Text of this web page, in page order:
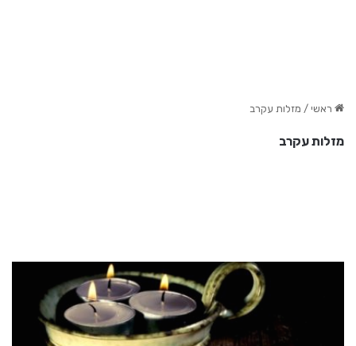
ראשי / מזלות עקרב
מזלות עקרב